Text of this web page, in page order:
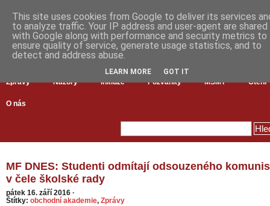
Zprávy Názory Inkluze Pozvánky MŠMT Čtení
O nás
MF DNES: Studenti odmítají odsouzeného
v čele školské rady
pátek 16. září 2016 ·
Štítky: obchodní akademie, Zprávy
This site uses cookies from Google to deliver its services
to analyze traffic. Your IP address and user-agent are shared
with Google along with performance and security metrics to
ensure quality of service, generate usage statistics, and to
detect and address abuse.
LEARN MORE GOT IT